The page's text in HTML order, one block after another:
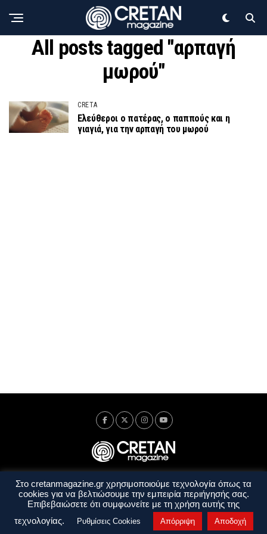
All posts tagged "αρπαγή
μωρού"
CRETA
Ελεύθεροι ο πατέρας, ο παππούς και η
γιαγιά, για την αρπαγή του μωρού
Ταυτότητα Πολιτική Απορρήτου
Όροι Χρήσης
Όροι και Προϋποθέσεις
Στο cretanmagazine.gr χρησιμοποιούμε τεχνολογία όπως τα
cookies για να βελτιώσουμε την εμπειρία περιήγησής σας.
Επιβεβαιώσετε ότι συμφωνείτε με τη χρήση αυτής της
τεχνολογίας.
Ρυθμίσεις Cookies Απόρριψη Αποδοχή